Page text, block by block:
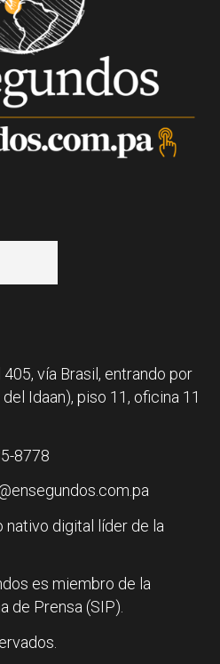
vía Brasil, entrando por
Idaan), piso 11, oficina 11
8778
nativo digital líder de la
es miembro de la
de Prensa (SIP).